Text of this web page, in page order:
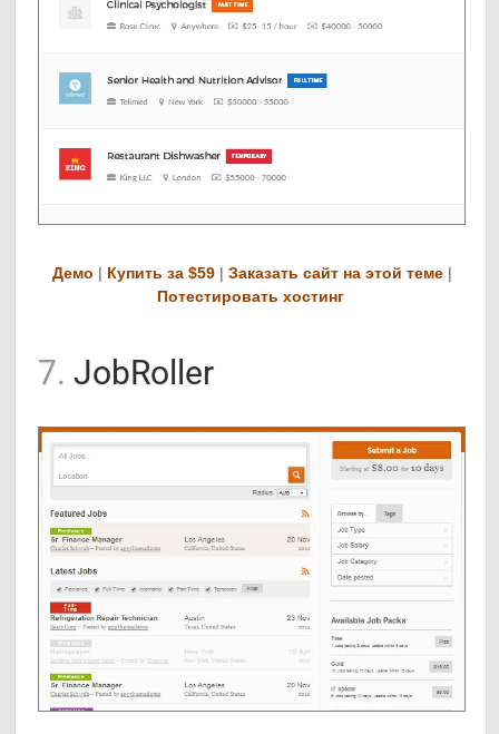
Демо | Купить за $59 |Заказать сайт на этой теме |
Потестировать хостинг
7. JobRoller